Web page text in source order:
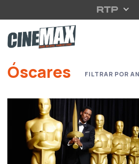
Saltar para o conteúdo principal
Óscares FILTRAR POR